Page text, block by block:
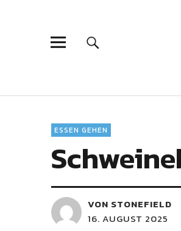
ESSEN GEHEN
VON STONEFIELD
16. AUGUST 2025